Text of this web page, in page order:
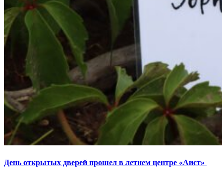
День открытых дверей прошел в летнем центре «Аист»